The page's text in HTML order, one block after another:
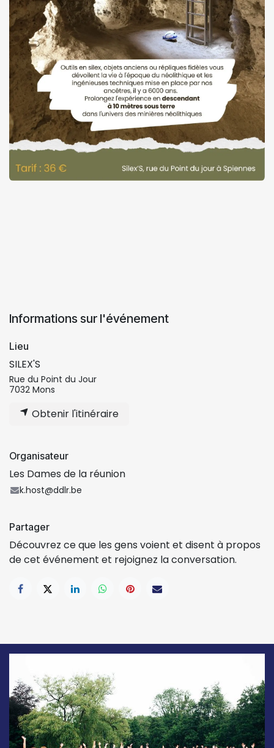
Informations sur l'événement
Lieu
SILEX'S
Rue du Point du Jour
7032 Mons
Obtenir l'itinéraire
Organisateur
Les Dames de la réunion
k.host@ddlr.be
Partager
Découvrez ce que les gens voient et disent à propos
de cet événement et rejoignez la conversation.